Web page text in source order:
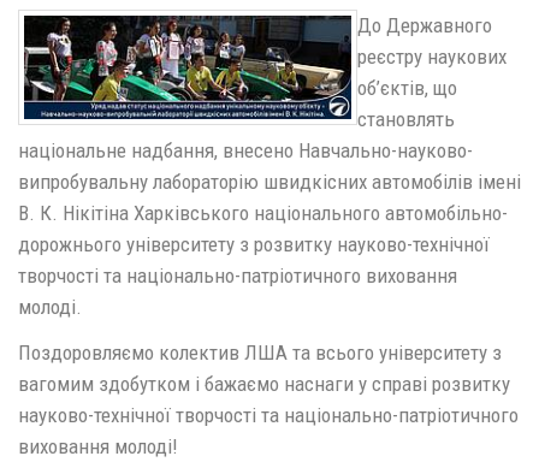
До Державного
реєстру наукових
об’єктів, що
становлять
національне надбання, внесено Навчально-науково-
випробувальну лабораторію швидкісних автомобілів імені
В. К. Нікітіна Харківського національного автомобільно-
дорожнього університету з розвитку науково-технічної
творчості та національно-патріотичного виховання
молоді.
Поздоровляємо колектив ЛША та всього університету з
вагомим здобутком і бажаємо наснаги у справі розвитку
науково-технічної творчості та національно-патріотичного
виховання молоді!